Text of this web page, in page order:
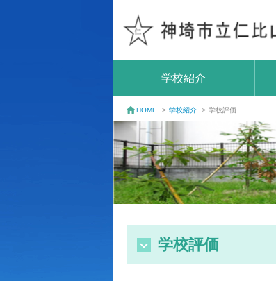
学校紹介
HOME > 学校紹介 > 学校評価
学校評価